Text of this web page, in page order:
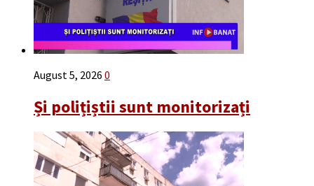
August 5, 2026 0
Și polițiștii sunt monitorizați